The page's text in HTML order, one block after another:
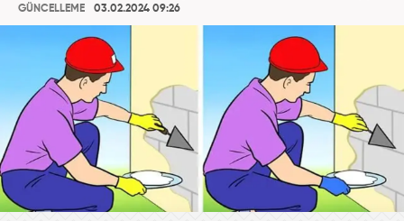
GÜNCELLEME
03.02.2024 09:26